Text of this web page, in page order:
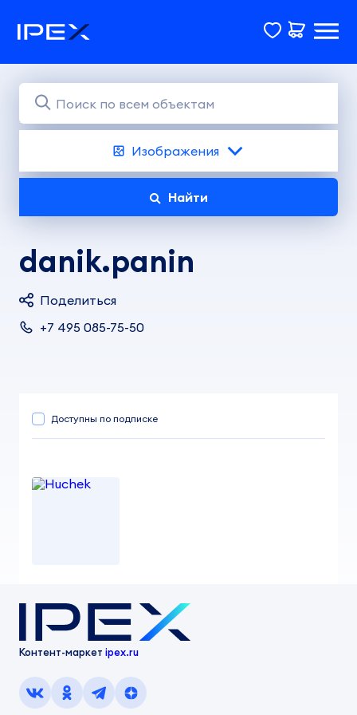
Изображения
Найти
danik.panin
Поделиться
+7 495 085-75-50
Доступны по подписке
Контент-маркет ipex.ru